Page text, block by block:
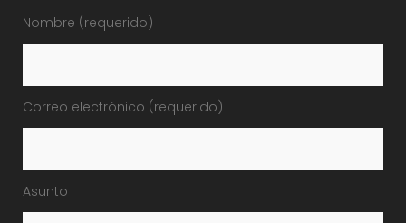
Nombre (requerido)
Correo electrónico (requerido)
Asunto